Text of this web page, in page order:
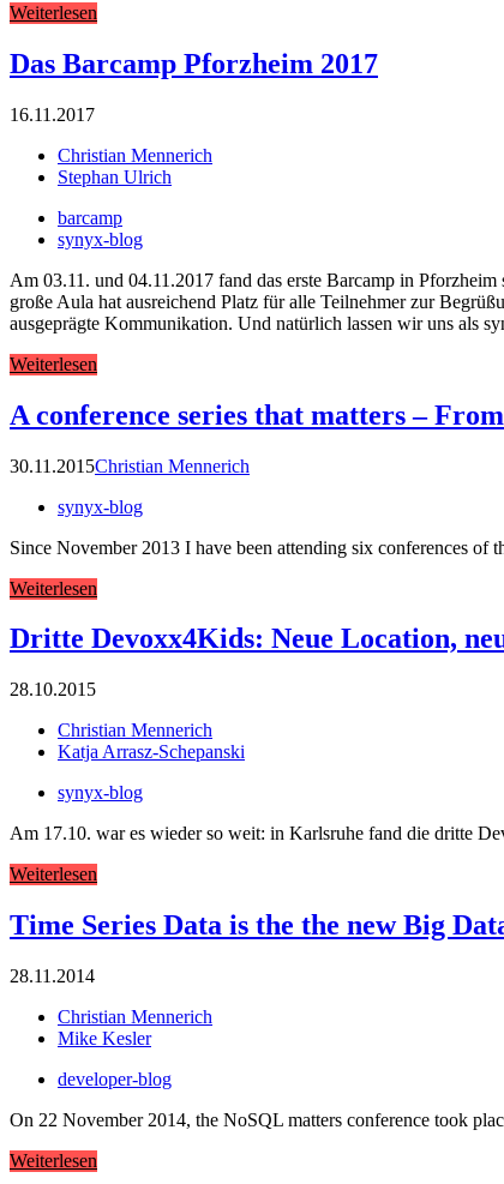
Weiterlesen
Das Barcamp Pforzheim 2017
16.11.2017
Christian Mennerich
Stephan Ulrich
barcamp
synyx-blog
Am 03.11. und 04.11.2017 fand das erste Barcamp in
große Aula hat ausreichend Platz für alle Teilnehmer zur
ausgeprägte Kommunikation. Und natürlich lassen wir uns als
Weiterlesen
A conference series that matters –
30.11.2015Christian Mennerich
synyx-blog
Since November 2013 I have been attending six conferences
Weiterlesen
Dritte Devoxx4Kids: Neue Location,
28.10.2015
Christian Mennerich
Katja Arrasz-Schepanski
synyx-blog
Am 17.10. war es wieder so weit: in Karlsruhe fand die dritte
Weiterlesen
Time Series Data is the the new Big
28.11.2014
Christian Mennerich
Mike Kesler
developer-blog
On 22 November 2014, the NoSQL matters conference took
Weiterlesen